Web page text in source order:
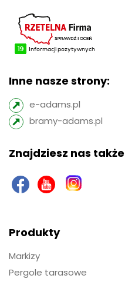
Inne nasze strony:
e-adams.pl
bramy-adams.pl
Znajdziesz nas
Produkty
Markizy
Pergole tarasowe